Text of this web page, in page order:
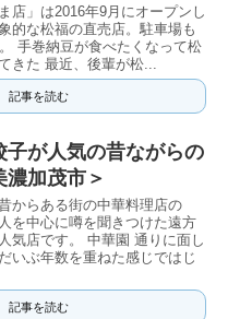
店」は2016年9月にオープンし
的な松福の直売店。駐車場も
手巻納豆が食べたくなって松
きた 最近、後輩が松...
記事を読む
子が人気の昔ながらの
濃加茂市＞
からある街の中華料理店の
を中心に噂を聞きつけた遠方
気店です。 中華園 通りに面し
いぶ年数を重ねた感じではじ
記事を読む